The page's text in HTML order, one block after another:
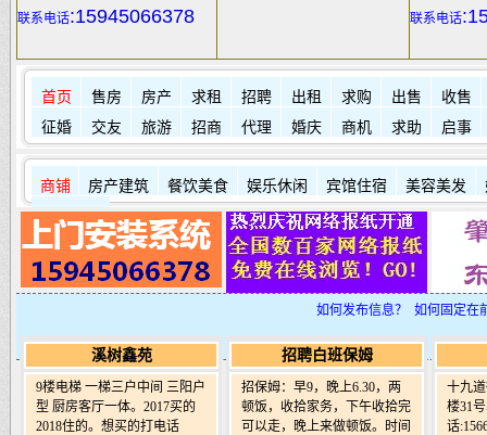
联系电话:15945066378 联系电话
首页 售房 房产 求租 招聘 出租 求购 出售
收售
征婚
交友 旅游 招商 代理 婚庆 商机 求助 启事
商铺 房产建筑 餐饮美食 娱乐休闲 宾馆住宿 美容美发
其它店铺
如何发布信息？ 如何固定在
溪树鑫苑
9楼电梯 一梯三户中间 三阳户
型 厨房客厅一体。2017买的
2018住的。想买的打电话
招聘白班保姆
招保姆：早9，晚上6.30，两
顿饭，收拾家务，下午收拾完
可以走，晚上来做顿饭。时间
十九
楼31
话